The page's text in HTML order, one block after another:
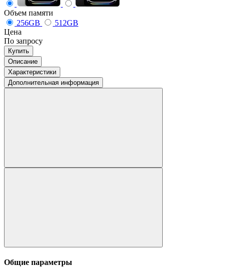
Объем памяти
256GB
512GB
Цена
По запросу
Купить
Описание
Характеристики
Дополнительная информация
Общие параметры